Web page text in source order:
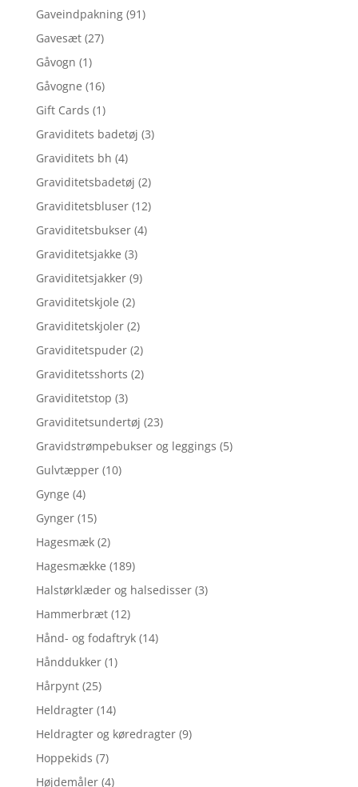
Gaveindpakning (91)
Gavesæt (27)
Gåvogn (1)
Gåvogne (16)
Gift Cards (1)
Graviditets badetøj (3)
Graviditets bh (4)
Graviditetsbadetøj (2)
Graviditetsbluser (12)
Graviditetsbukser (4)
Graviditetsjakke (3)
Graviditetsjakker (9)
Graviditetskjole (2)
Graviditetskjoler (2)
Graviditetspuder (2)
Graviditetsshorts (2)
Graviditetstop (3)
Graviditetsundertøj (23)
Gravidstrømpebukser og leggings (5)
Gulvtæpper (10)
Gynge (4)
Gynger (15)
Hagesmæk (2)
Hagesmække (189)
Halstørklæder og halsedisser (3)
Hammerbræt (12)
Hånd- og fodaftryk (14)
Hånddukker (1)
Hårpynt (25)
Heldragter (14)
Heldragter og køredragter (9)
Hoppekids (7)
Højdemåler (4)